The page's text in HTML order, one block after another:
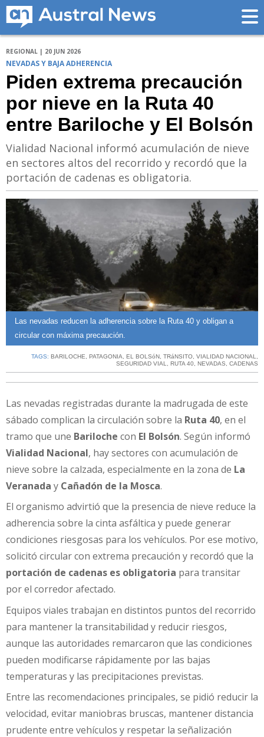
REGIONAL | 20 JUN 2026
NEVADAS Y BAJA ADHERENCIA
Piden extrema precaución
por nieve en la Ruta 40
entre Bariloche y El Bolsón
Vialidad Nacional informó acumulación de nieve
en sectores altos del recorrido y recordó que la
portación de cadenas es obligatoria.
Las nevadas reducen la adherencia sobre la Ruta 40 y obligan a
circular con máxima precaución.
TAGS: BARILOCHE, PATAGONIA, EL BOLSóN, TRáNSITO, VIALIDAD NACIONAL,
SEGURIDAD VIAL, RUTA 40, NEVADAS, CADENAS
Las nevadas registradas durante la madrugada de este
sábado complican la circulación sobre la Ruta 40, en el
tramo que une Bariloche con El Bolsón. Según informó
Vialidad Nacional, hay sectores con acumulación de
nieve sobre la calzada, especialmente en la zona de La
Veranada y Cañadón de la Mosca.
El organismo advirtió que la presencia de nieve reduce la
adherencia sobre la cinta asfáltica y puede generar
condiciones riesgosas para los vehículos. Por ese motivo,
solicitó circular con extrema precaución y recordó que la
portación de cadenas es obligatoria para transitar
por el corredor afectado.
Equipos viales trabajan en distintos puntos del recorrido
para mantener la transitabilidad y reducir riesgos,
aunque las autoridades remarcaron que las condiciones
pueden modificarse rápidamente por las bajas
temperaturas y las precipitaciones previstas.
Entre las recomendaciones principales, se pidió reducir la
velocidad, evitar maniobras bruscas, mantener distancia
prudente entre vehículos y respetar la señalización